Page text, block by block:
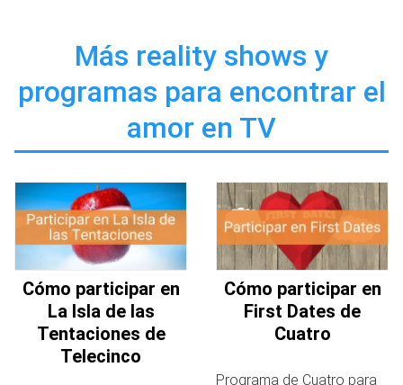
Más reality shows y
programas para encontrar el
amor en TV
Cómo participar en
La Isla de las
Tentaciones de
Telecinco
Cómo participar en
First Dates de
Cuatro
Programa de Cuatro para